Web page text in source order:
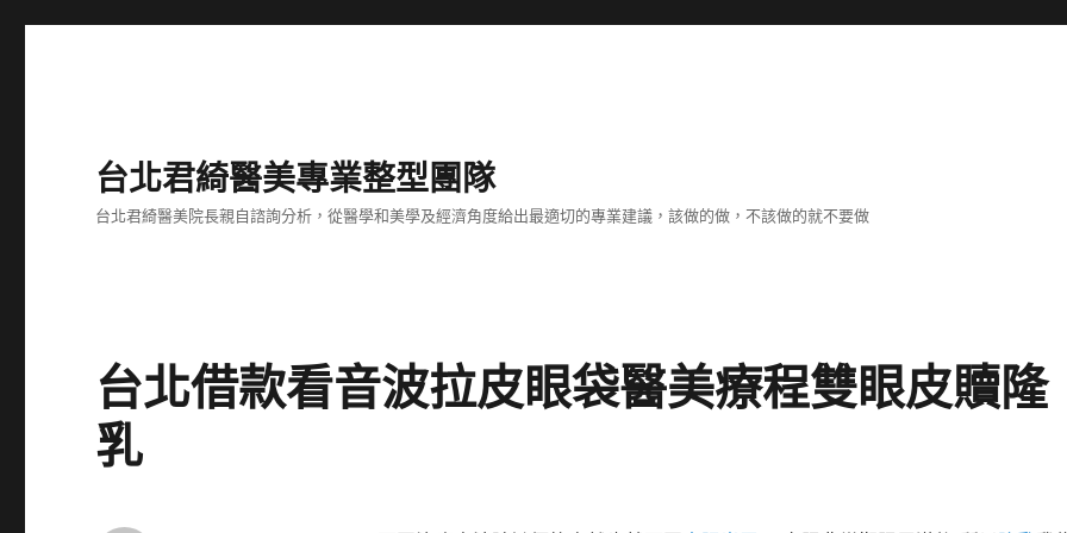
台北君綺醫美專業整型團隊
台北君綺醫美院長親自諮詢分析，從醫學和美學及經濟角度給出最適切的專業建議，該做的做，不該做的就不要做
台北借款看音波拉皮眼袋醫美療程雙眼皮贖隆
乳